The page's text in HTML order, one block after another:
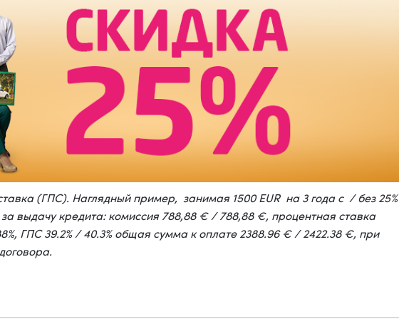
(ГПС). Наглядный пример, занимая 1500 EUR на 3 года с / без 25%
выдачу кредита: комиссия 788,88 € / 788,88 €, процентная ставка
ГПС 39.2% / 40.3% общая сумма к оплате 2388.96 € / 2422.38 €, при